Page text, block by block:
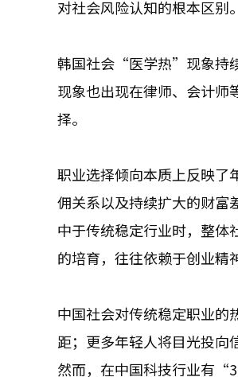
对社会风险认知的根本区别。
韩国社会“医学热”现象持
现象也出现在律师、会计师
择。
职业选择倾向本质上反映了
佣关系以及持续扩大的财富
中于传统稳定行业时，整体
的培育，往往依赖于创业精
中国社会对传统稳定职业的
距；更多年轻人将目光投向
然而，在中国科技行业有